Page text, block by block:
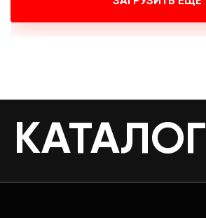
КАТАЛОГ